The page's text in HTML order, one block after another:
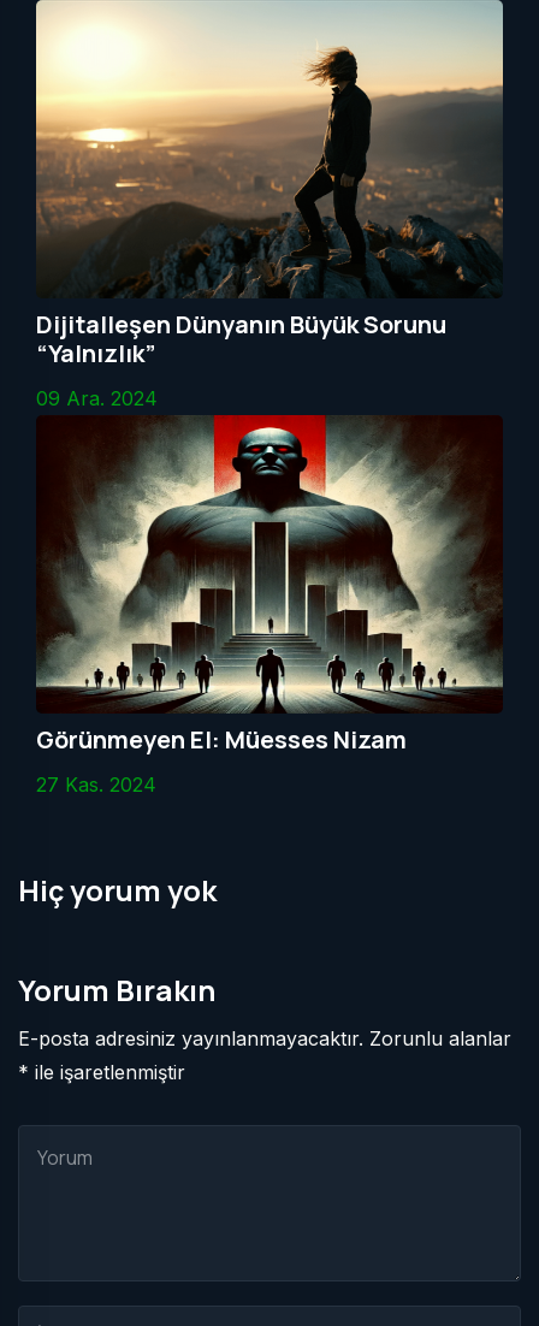
Dijitalleşen Dünyanın Büyük Sorunu
“Yalnızlık”
09 Ara. 2024
Görünmeyen El: Müesses Nizam
27 Kas. 2024
Hiç yorum yok
Yorum Bırakın
E-posta adresiniz yayınlanmayacaktır. Zorunlu alanlar
* ile işaretlenmiştir